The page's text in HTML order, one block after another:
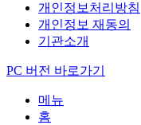
개인정보처리방침
개인정보 재동의
기관소개
PC 버전 바로가기
메뉴
홈